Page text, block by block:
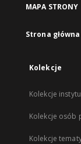
MAPA STRONY
Strona główna
Kolekcje
Kolekcje
Kolekcje osób
Kolekcje